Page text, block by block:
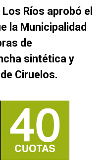
Ríos aprobó el
la Municipalidad
de
sintética y
Ciruelos.